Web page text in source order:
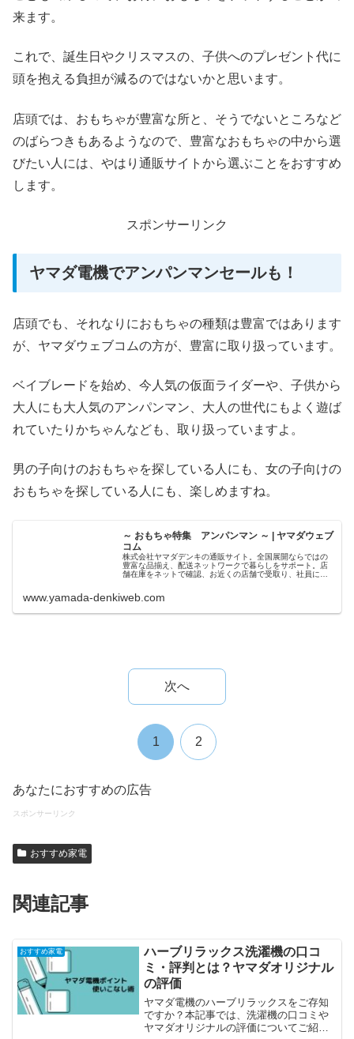
来ます。
これで、誕生日やクリスマスの、子供へのプレゼント代に
頭を抱える負担が減るのではないかと思います。
店頭では、おもちゃが豊富な所と、そうでないところなど
のばらつきもあるようなので、豊富なおもちゃの中から選
びたい人には、やはり通販サイトから選ぶことをおすすめ
します。
スポンサーリンク
ヤマダ電機でアンパンマンセールも！
店頭でも、それなりにおもちゃの種類は豊富ではあります
が、ヤマダウェブコムの方が、豊富に取り扱っています。
ベイブレードを始め、今人気の仮面ライダーや、子供から
大人にも大人気のアンパンマン、大人の世代にもよく遊ば
れていたりかちゃんなども、取り扱っていますよ。
男の子向けのおもちゃを探している人にも、女の子向けの
おもちゃを探している人にも、楽しめますね。
～ おもちゃ特集 アンパンマン ～ | ヤマダウェブ
コム
株式会社ヤマダデンキの通販サイト。全国展開ならではの
豊富な品揃え、配送ネットワークで暮らしをサポート。店
舗在庫をネットで確認、お近くの店舗で受取り、社員によ
どのサービスが満載です。
www.yamada-denkiweb.com
次へ
1 2
あなたにおすすめの広告
スポンサーリンク
おすすめ家電
関連記事
おすすめ家電
ハーブリラックス洗濯機の口コ
ミ・評判とは？ヤマダオリジナル
の評価
ヤマダ電機のハーブリラックスをご存知
ですか？本記事では、洗濯機の口コミや
ヤマダオリジナルの評価についてご紹介